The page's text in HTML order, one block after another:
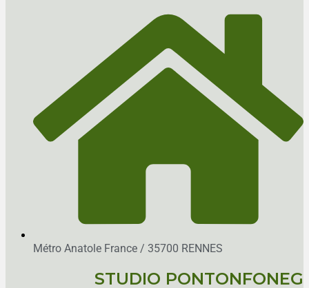
Métro Anatole France / 35700 RENNES
STUDIO PONTONFONEG